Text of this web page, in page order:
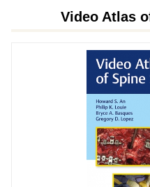
Video Atlas